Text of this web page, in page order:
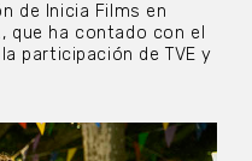
de Inicia Films en
que ha contado con el
la participación de TVE y